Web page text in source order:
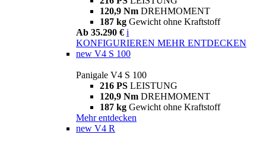
120,9 Nm DREHMOMENT
187 kg Gewicht ohne Kraftstoff
Ab 35.290 € i
KONFIGURIEREN MEHR ENTDECKEN
new V4 S 100
Panigale V4 S 100
216 PS LEISTUNG
120,9 Nm DREHMOMENT
187 kg Gewicht ohne Kraftstoff
Mehr entdecken
new V4 R